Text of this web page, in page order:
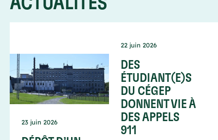
23 juin 2026
22 juin 2026
DES
ÉTUDIANT(E)S
DU CÉGEP
DONNENT VIE À
DES APPELS
911